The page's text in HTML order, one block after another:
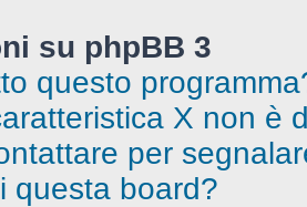
su phpBB 3
questo
X non è
per
questa board?